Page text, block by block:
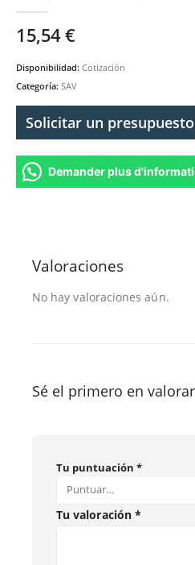
15,54€
Disponibilidad: Cotización
Categoría: SAV
Solicitar un presupuesto
Demander plus
Valoraciones
No hay valoraciones aún.
Sé el primero en valorar
Tu puntuación *
Tu valoración *